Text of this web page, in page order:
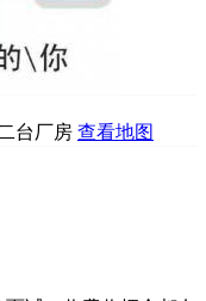
台厂房 查看地图